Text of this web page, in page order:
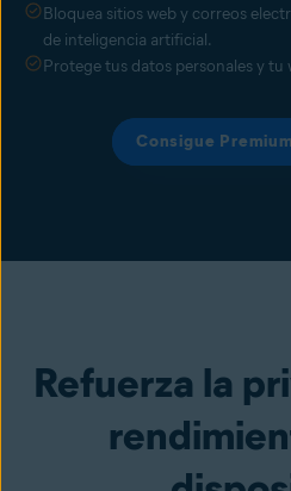
Bloquea sitios web y correos
de inteligencia artificial.
Protege tus datos personales y tu
Consigue
Refuerza la